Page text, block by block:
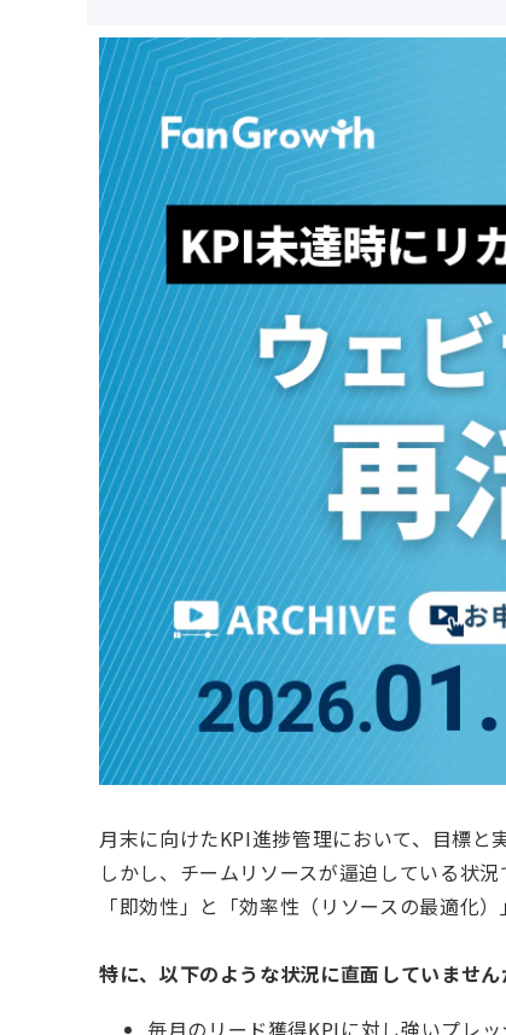
月末に向けたKPI進捗管理において、目標と
しかし、チームリソースが逼迫している状
「即効性」と「効率性（リソースの最適化
特に、以下のような状況に直面していません
毎月のリード獲得KPIに対し強いプレッ